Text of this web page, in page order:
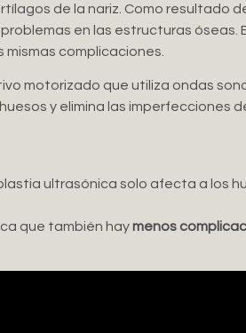
de la nariz. Como resultado
en las estructuras óseas.
complicaciones.
motorizado que utiliza ondas
y elimina las imperfecciones
ultrasónica solo afecta a los
que también haymenos